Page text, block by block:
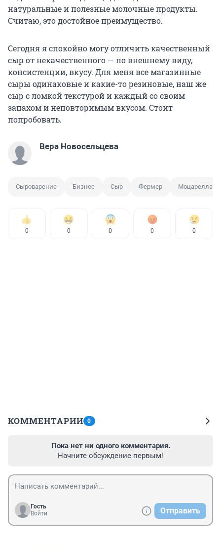
натуральные и полезные молочные продукты.
Считаю, это достойное преимущество.
Сегодня я спокойно могу отличить качественный
сыр от некачественного — по внешнему виду,
консистенции, вкусу. Для меня все магазинные
сыры одинаковые и какие-то резиновые, наш же
сыр с ломкой текстурой и каждый со своим
запахом и неповторимым вкусом. Стоит
попробовать.
Вера Новосельцева
Сыроварение Бизнес Сыр Фермер Моцарелла
0 0 0 0 0
КОММЕНТАРИИ 0
Пока нет ни одного комментария.
Начните обсуждение первым!
Гость
Войти
Отправить